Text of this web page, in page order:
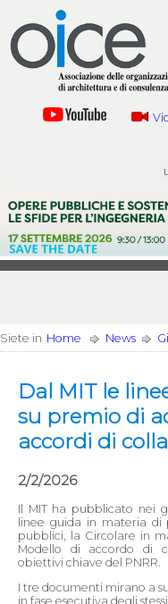
Siete in Home News
Dal MIT le
su premio di
accordi di
2/2/2026
Il MIT ha pubblicato nei
linee guida in materia
pubblici, la Circolare in
Modello di accordo di
obiettivi chiave del PNRR.
I tre documenti mirano a
in fase esecutiva degli